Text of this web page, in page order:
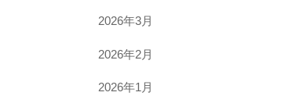
2026年3月
2026年2月
2026年1月